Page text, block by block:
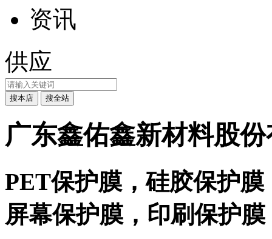
资讯
供应
广东鑫佑鑫新材料股
PET保护膜，硅胶保护
屏幕保护膜，印刷保护膜